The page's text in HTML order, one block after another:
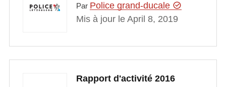
Par Police grand-ducale
Mis à jour le April 8, 2019
Rapport d'activité 2016